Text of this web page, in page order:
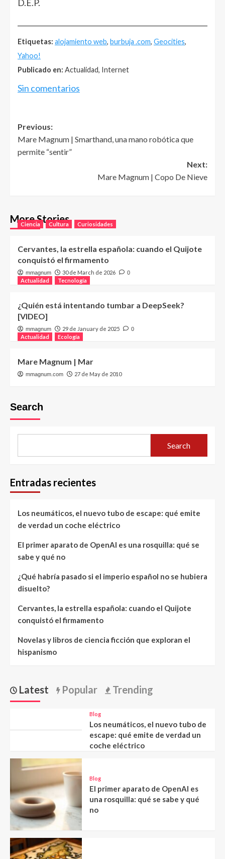
D.E.P.
Etiquetas: alojamiento web, burbuja .com, Geocities,
Yahoo!
Publicado en: Actualidad, Internet
Sin comentarios
Post
navigation
Previous:
Mare Magnum | Smarthand, una mano robótica que
permite “sentir”
Next:
Mare Magnum | Copo De Nieve
More Stories
Ciencia Cultura Curiosidades
Cervantes, la estrella española: cuando el Quijote
conquistó el firmamento
mmagnum 30 de March de 2026 0
Actualidad Tecnología
¿Quién está intentando tumbar a DeepSeek?
[VIDEO]
mmagnum 29 de January de 2025 0
Actualidad Ecología
Mare Magnum | Mar
mmagnum.com 27 de May de 2010
Search
Search
Entradas recientes
Los neumáticos, el nuevo tubo de escape: qué emite
de verdad un coche eléctrico
El primer aparato de OpenAI es una rosquilla: qué se
sabe y qué no
¿Qué habría pasado si el imperio español no se hubiera
disuelto?
Cervantes, la estrella española: cuando el Quijote
conquistó el firmamento
Novelas y libros de ciencia ficción que exploran el
hispanismo
Latest Popular Trending
Blog
Los neumáticos, el nuevo tubo de
escape: qué emite de verdad un
coche eléctrico
Blog
El primer aparato de OpenAI es
una rosquilla: qué se sabe y qué
no